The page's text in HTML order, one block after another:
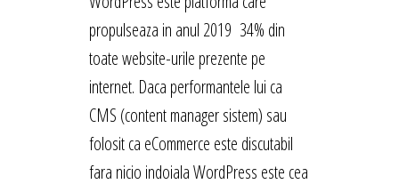
propulseaza in anul 2019 34% din
toate website-urile prezente pe
internet. Daca performantele lui ca
CMS (content manager sistem) sau
folosit ca eCommerce este discutabil
fara nicio indoiala WordPress este cea